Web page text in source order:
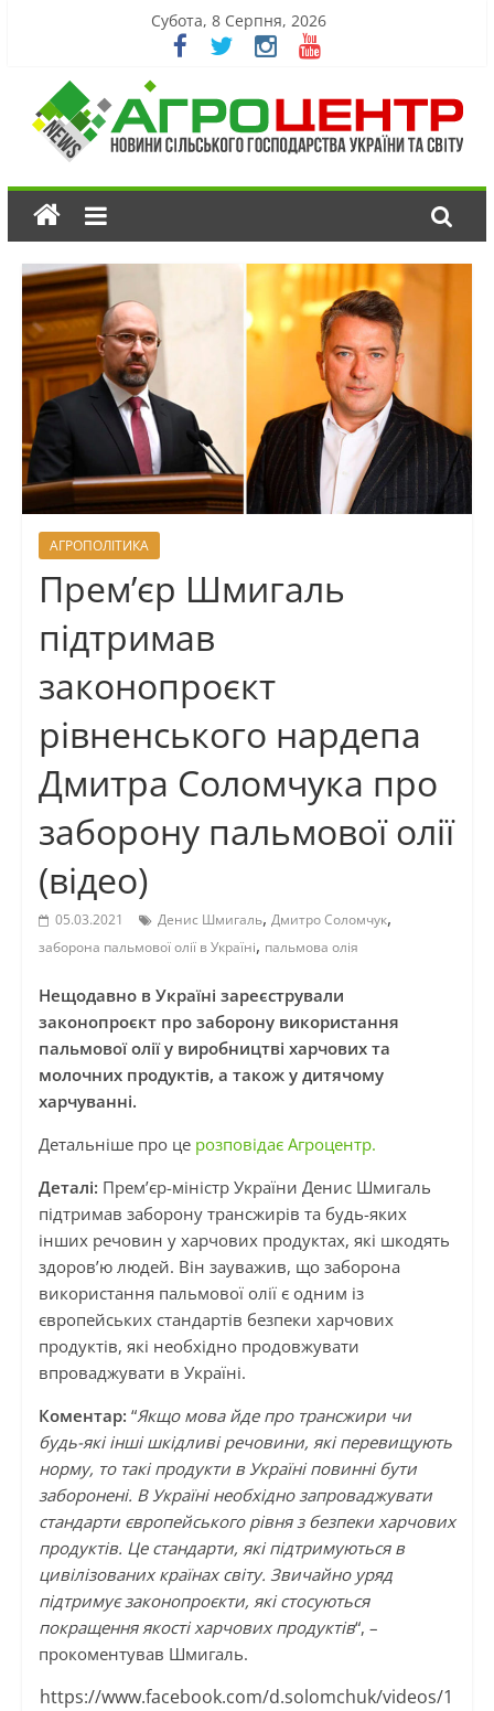
Субота, 8 Серпня, 2026
АГРОПОЛІТИКА
Прем’єр Шмигаль
підтримав
законопроєкт
рівненського нардепа
Дмитра Соломчука про
заборону пальмової олії
(відео)
05.03.2021 Денис Шмигаль, Дмитро Соломчук,
заборона пальмової олії в Україні, пальмова олія
Нещодавно в Україні зареєстрували
законопроєкт про заборону використання
пальмової олії у виробництві харчових та
молочних продуктів, а також у дитячому
харчуванні.
Детальніше про це розповідає Агроцентр.
Деталі: Прем’єр-міністр України Денис Шмигаль
підтримав заборону трансжирів та будь-яких
інших речовин у харчових продуктах, які шкодять
здоров’ю людей. Він зауважив, що заборона
використання пальмової олії є одним із
європейських стандартів безпеки харчових
продуктів, які необхідно продовжувати
впроваджувати в Україні.
Коментар: “Якщо мова йде про трансжири чи
будь-які інші шкідливі речовини, які перевищують
норму, то такі продукти в Україні повинні бути
заборонені. В Україні необхідно запроваджувати
стандарти європейського рівня з безпеки харчових
продуктів. Це стандарти, які підтримуються в
цивілізованих країнах світу. Звичайно уряд
підтримує законопроєкти, які стосуються
покращення якості харчових продуктів“, –
прокоментував Шмигаль.
https://www.facebook.com/d.solomchuk/videos/1